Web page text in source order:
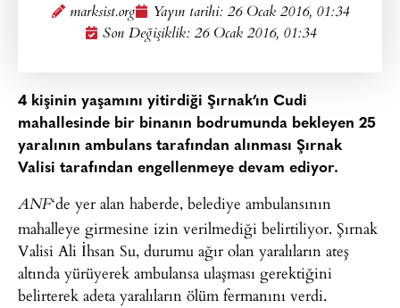
marksist.org Yayın tarihi: 26 Ocak 2016, 01:34
Son Değişiklik: 26 Ocak 2016, 01:34
4 kişinin yaşamını yitirdiği Şırnak’ın Cudi
mahallesinde bir binanın bodrumunda bekleyen 25
yaralının ambulans tarafından alınması Şırnak
Valisi tarafından engellenmeye devam ediyor.
ANF‘de yer alan haberde, belediye ambulansının
mahalleye girmesine izin verilmediği belirtiliyor. Şırnak
Valisi Ali İhsan Su, durumu ağır olan yaralıların ateş
altında yürüyerek ambulansa ulaşması gerektiğini
belirterek adeta yaralıların ölüm fermanını verdi.